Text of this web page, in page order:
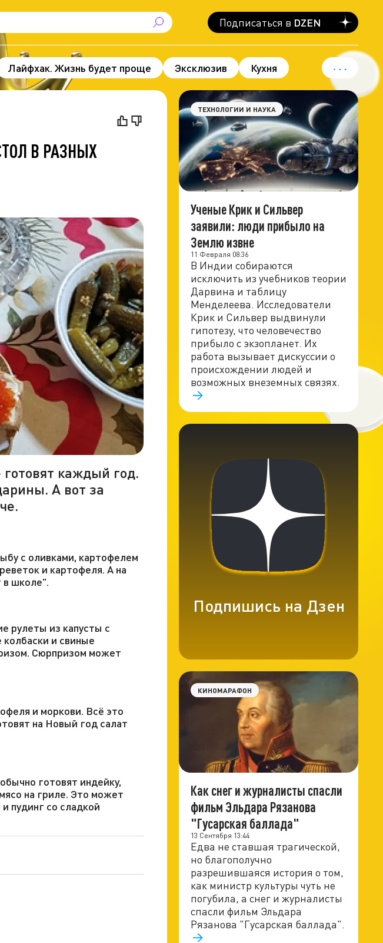
Подписаться в DZEN
Лайфхак. Жизнь будет проще Эксклюзив
Кухня
Здоровье Повод для гордости
Политика
В РАЗНЫХ
каждый год.
А вот за
с оливками, картофелем
и картофеля. А на
в школе".
рулеты из капусты с
и свиные
Сюрпризом может
и моркови. Всё это
на Новый год салат
готовят индейку,
на гриле. Это может
пудинг со сладкой
ТЕХНОЛОГИИ И НАУКА
Ученые Крик и Сильвер
заявили: люди прибыло на
Землю извне
11 Февраля 08:36
В Индии собираются
исключить из учебников теории
Дарвина и таблицу
Менделеева. Исследователи
Крик и Сильвер выдвинули
гипотезу, что человечество
прибыло с экзопланет. Их
работа вызывает дискуссии о
происхождении людей и
возможных внеземных связях.
Подпишись на Дзен
КИНОМАРАФОН
Как снег и журналисты спасли
фильм Эльдара Рязанова
"Гусарская баллада"
13 Сентября 13:44
Едва не ставшая трагической,
но благополучно
разрешившаяся история о том,
как министр культуры чуть не
погубила, а снег и журналисты
спасли фильм Эльдара
Рязанова "Гусарская баллада".